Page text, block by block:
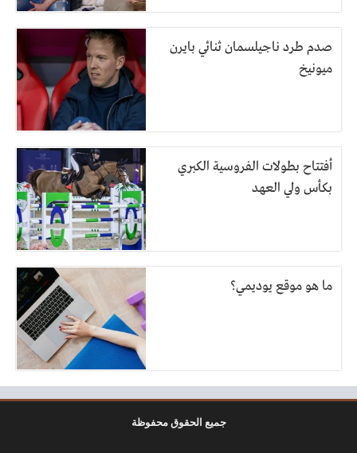
صدم طرد ناجيلسمان ثنائي بايرن
ميونيخ
أفتتاح بطولات الفروسية الكبري
بكأس ولي العهد
ما هو موقع يوديمي؟
جميع الحقوق محفوظة